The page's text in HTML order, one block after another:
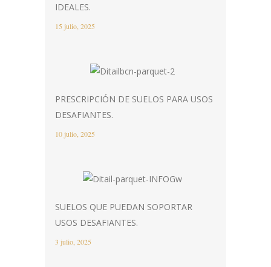
IDEALES.
15 julio, 2025
PRESCRIPCIÓN DE SUELOS PARA USOS
DESAFIANTES.
10 julio, 2025
SUELOS QUE PUEDAN SOPORTAR
USOS DESAFIANTES.
3 julio, 2025